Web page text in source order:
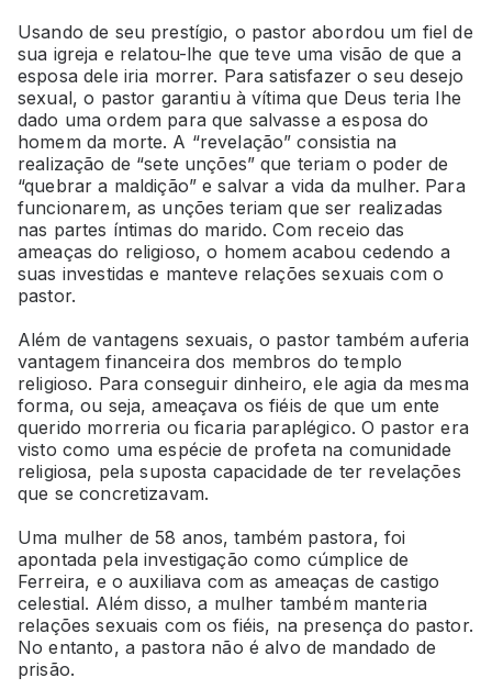
Usando de seu prestígio, o pastor abordou um fiel de
sua igreja e relatou-lhe que teve uma visão de que a
esposa dele iria morrer. Para satisfazer o seu desejo
sexual, o pastor garantiu à vítima que Deus teria lhe
dado uma ordem para que salvasse a esposa do
homem da morte. A “revelação” consistia na
realização de “sete unções” que teriam o poder de
“quebrar a maldição” e salvar a vida da mulher. Para
funcionarem, as unções teriam que ser realizadas
nas partes íntimas do marido. Com receio das
ameaças do religioso, o homem acabou cedendo a
suas investidas e manteve relações sexuais com o
pastor.
Além de vantagens sexuais, o pastor também auferia
vantagem financeira dos membros do templo
religioso. Para conseguir dinheiro, ele agia da mesma
forma, ou seja, ameaçava os fiéis de que um ente
querido morreria ou ficaria paraplégico. O pastor era
visto como uma espécie de profeta na comunidade
religiosa, pela suposta capacidade de ter revelações
que se concretizavam.
Uma mulher de 58 anos, também pastora, foi
apontada pela investigação como cúmplice de
Ferreira, e o auxiliava com as ameaças de castigo
celestial. Além disso, a mulher também manteria
relações sexuais com os fiéis, na presença do pastor.
No entanto, a pastora não é alvo de mandado de
prisão.